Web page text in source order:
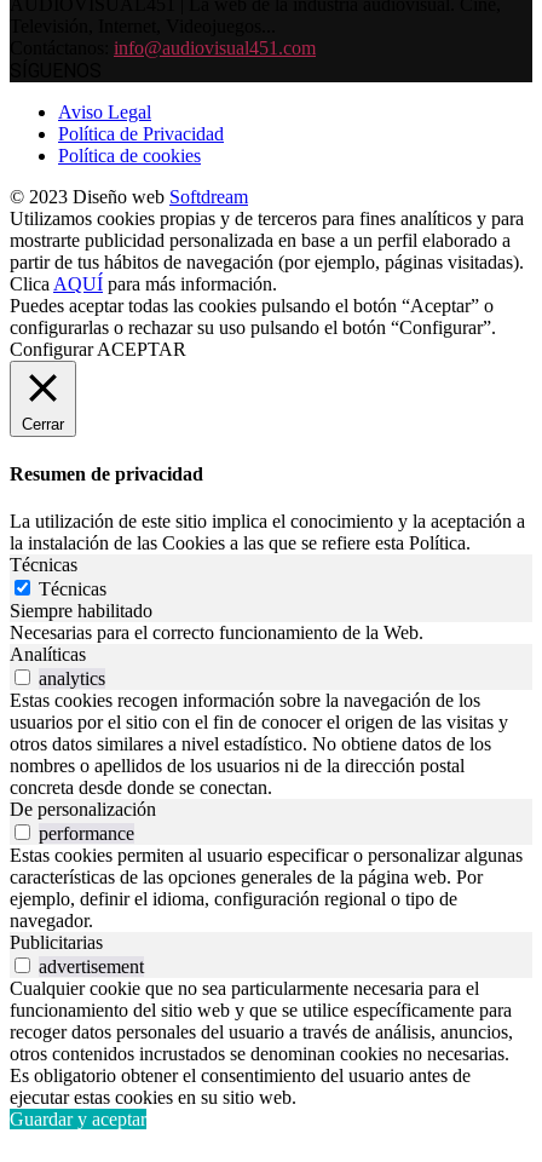
info@audiovisual451.com
Aviso Legal
Política de Privacidad
Política de cookies
© 2023 Diseño web Softdream
Utilizamos cookies propias y de terceros para fines analíticos y para
mostrarte publicidad personalizada en base a un perfil elaborado a
partir de tus hábitos de navegación (por ejemplo, páginas visitadas).
ClicaAQUÍ para más información.
Puedes aceptar todas las cookies pulsando el botón “Aceptar” o
configurarlas o rechazar su uso pulsando el botón “Configurar”.
ConfigurarACEPTAR
Cerrar
Resumen de privacidad
La utilización de este sitio implica el conocimiento y la aceptación a
la instalación de las Cookies a las que se refiere esta Política.
Técnicas
Técnicas
Siempre habilitado
Necesarias para el correcto funcionamiento de la Web.
Analíticas
analytics
Estas cookies recogen información sobre la navegación de los
usuarios por el sitio con el fin de conocer el origen de las visitas y
otros datos similares a nivel estadístico. No obtiene datos de los
nombres o apellidos de los usuarios ni de la dirección postal
concreta desde donde se conectan.
De personalización
performance
Estas cookies permiten al usuario especificar o personalizar algunas
características de las opciones generales de la página web. Por
ejemplo, definir el idioma, configuración regional o tipo de
navegador.
Publicitarias
advertisement
Cualquier cookie que no sea particularmente necesaria para el
funcionamiento del sitio web y que se utilice específicamente para
recoger datos personales del usuario a través de análisis, anuncios,
otros contenidos incrustados se denominan cookies no necesarias.
Es obligatorio obtener el consentimiento del usuario antes de
ejecutar estas cookies en su sitio web.
Guardar y aceptar